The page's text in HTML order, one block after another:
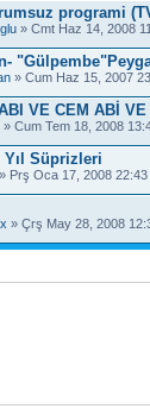
programi
» Cmt Haz 14, 2008
» Cum Haz 15, 2007
VE CEM ABİ
» Cum Tem 18, 2008
Süprizleri
» Prş Oca 17, 2008 22:43
» Çrş May 28, 2008